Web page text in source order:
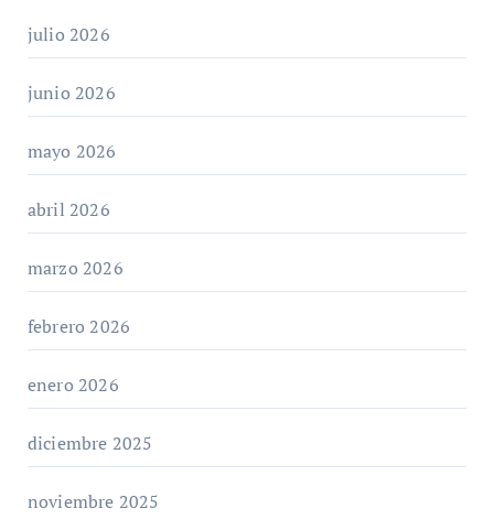
julio 2026
junio 2026
mayo 2026
abril 2026
marzo 2026
febrero 2026
enero 2026
diciembre 2025
noviembre 2025